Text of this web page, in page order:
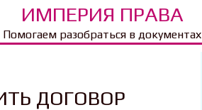
ИМПЕРИЯ ПРАВА
Помогаем разобраться в документах
ДОГОВОР